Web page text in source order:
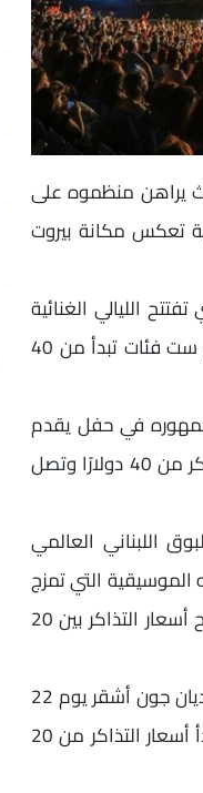
يراهن منظموه على
تعكس مكانة بيروت
التي تفتتح الليالي الغنائية
بباقة من أشهر أعمالها، في أمسية ينتظرها جمهورها، فيما تتنوع أسعار التذاكر بين ست فئات تبدأ من 40
يلتقي جمهوره في حفل يقدم
خلاله أشهر أغانيه، وسط إقبال متوقع من عشاق الأغنية الشبابية، وتبدأ أسعار التذاكر من 40 دولارًا وتصل
اللبناني العالمي
الموسيقية التي تمزج
بين موسيقى الجاز والأنغام الشرقية، في ليلة ينتظرها عشاق الموسيقى، بينما تتراوح أسعار التذاكر بين 20
ويخصص المهرجان مساحة لفن الاستاند أب كوميدي، من خلال عرض يقدمه الكوميديان جون أشقر يوم 22
يوليو، في أمسية تعتمد على الكوميديا الساخرة والتفاعل المباشر مع الجمهور، وتبدأ أسعار التذاكر من 20